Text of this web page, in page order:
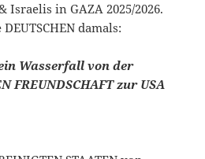
Israelis in GAZA 2025/2026.
damals:
Wasserfall von der
FREUNDSCHAFT zur USA